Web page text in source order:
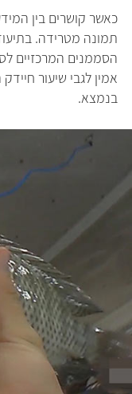
כאשר קושרים בין
תמונה מטרידה.
הסממנים המרכזיים
אמין לגבי שיעור
בנמצא.